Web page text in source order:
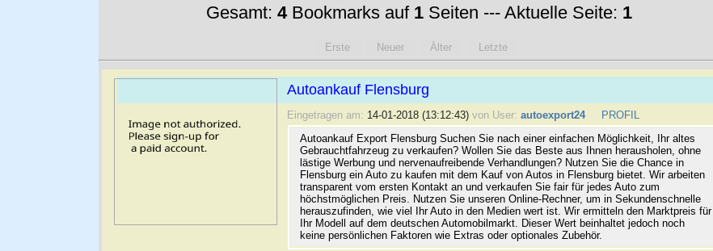
Gesamt: 4Bookmarks auf 1Seiten --- Aktuelle Seite: 1
Erste Neuer Älter Letzte
Autoankauf Flensburg
Eingetragen am: 14-01-2018 (13:12:43) von User: autoexport24
PROFIL
Autoankauf Export Flensburg Suchen Sie nach einer einfachen Möglichkeit, Ihr altes
Gebrauchtfahrzeug zu verkaufen? Wollen Sie das Beste aus Ihnen herausholen, ohne
lästige Werbung und nervenaufreibende Verhandlungen? Nutzen Sie die Chance in
Flensburg ein Auto zu kaufen mit dem Kauf von Autos in Flensburg bietet. Wir arbeiten
transparent vom ersten Kontakt an und verkaufen Sie fair für jedes Auto zum
höchstmöglichen Preis. Nutzen Sie unseren Online-Rechner, um in Sekundenschnelle
herauszufinden, wie viel Ihr Auto in den Medien wert ist. Wir ermitteln den Marktpreis für
Ihr Modell auf dem deutschen Automobilmarkt. Dieser Wert beinhaltet jedoch noch
keine persönlichen Faktoren wie Extras oder optionales Zubehör.